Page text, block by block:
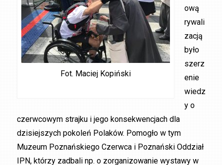
Fot. Maciej Kopiński
ową
rywali
zacją
było
szerz
enie
wiedz
y o
czerwcowym strajku i jego konsekwencjach dla
dzisiejszych pokoleń Polaków. Pomogło w tym
Muzeum Poznańskiego Czerwca i Poznański Oddział
IPN, którzy zadbali np. o zorganizowanie wystawy w